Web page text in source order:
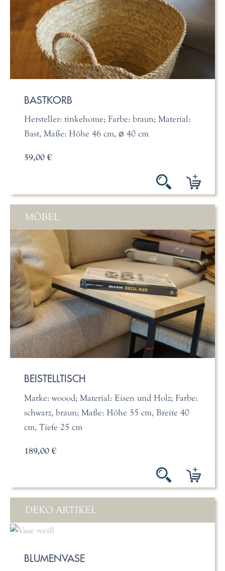
BASTKORB
Hersteller: tinkehome; Farbe: braun; Material:
Bast, Maße: Höhe 46 cm, ⌀ 40 cm
59,00 €
MÖBEL
BEISTELLTISCH
Marke: woood; Material: Eisen und Holz; Farbe:
schwarz, braun; Maße: Höhe 55 cm, Breite 40
cm, Tiefe 25 cm
189,00 €
DEKO ARTIKEL
BLUMENVASE